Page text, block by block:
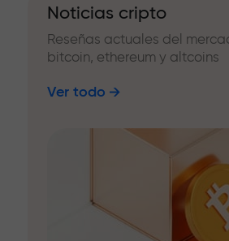
Noticias cripto
Reseñas actuales del
bitcoin, ethereum y altcoins
Ver todo